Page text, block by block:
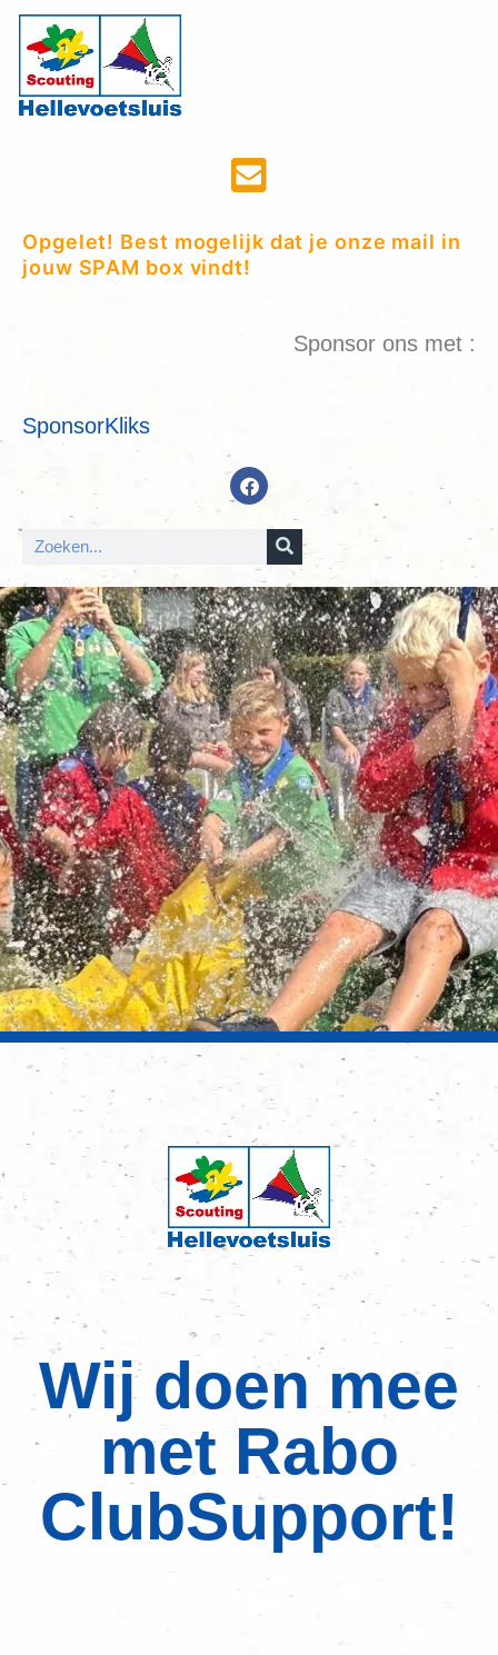
Opgelet! Best mogelijk dat je onze mail in
jouw SPAM box vindt!
Sponsor ons met :
SponsorKliks
Wij doen mee
met Rabo
ClubSupport!